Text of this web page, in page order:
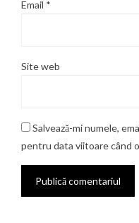
Email *
Site web
Salvează-mi numele,
pentru data viitoare când